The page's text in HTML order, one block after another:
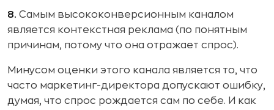
8. Самым высококонверсионным каналом
является контекстная реклама (по понятным
причинам, потому что она отражает спрос).
Минусом оценки этого канала является то, что
часто маркетинг-директора допускают ошибку,
думая, что спрос рождается сам по себе. И как